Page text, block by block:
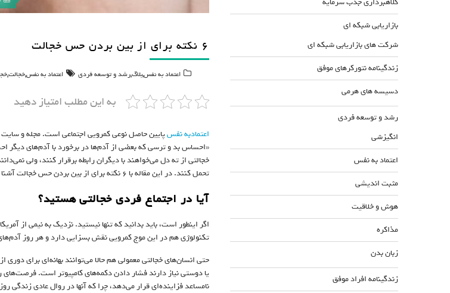
۶ نکته برای از بین بردن حس خجالت
اعتماد به نفس,بلاگ,رشد و توسعه فردی اعتماد به نفس,خجالت,
به این مطلب امتیاز دهید
اعتماد‌به نفس
«احساس بد و ترسی که بعضی از آدم‌ها در برخورد با آدم‌های دیگر
خجالتی از ته دل می‌خواهند با دیگران رابطه برقرار کنند، ولی
تحمل کنند. در این مقاله با ۶ نکته برای از بین بردن حس خجالت آشنا می‌شوید.
آیا در اجتماع فردی خجالتی هستید؟
اگر اینطور است، باید بدانید که تنها نیستید. نزدیک به نیمی از
تکنولوژی هم در این موج کمرویی نقش بسزایی دارد و هر روز
حتی انسان‌های خجالتی معمولی هم حالا می‌توانند بهانه‌ای برای دوری
یا دوستی نیاز دارند فشار دادن دکمه‌های کامپیوتر است.
نا‌مساعد فزاینده‌ای قرار می‌دهد، چرا که آنها در روال عادی زندگی
بازاریابی شبکه ای
شرکت های بازاریابی شبکه ای
زندگینامه نتورکرهای موفق
دسیسه های هرمی
رشد و توسعه فردی
انگیزشی
اعتماد به نفس
مثبت اندیشی
هوش و خلاقیت
مذاکره
زبان بدن
زندگینامه افراد موفق